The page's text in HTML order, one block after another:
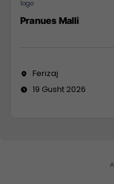
Pranues Malli
Ferizaj
19 Gusht 2026